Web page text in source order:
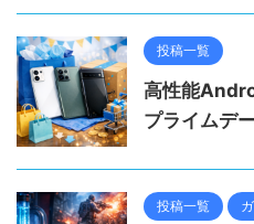
投稿一覧
高性能
プライムデ
投稿一覧